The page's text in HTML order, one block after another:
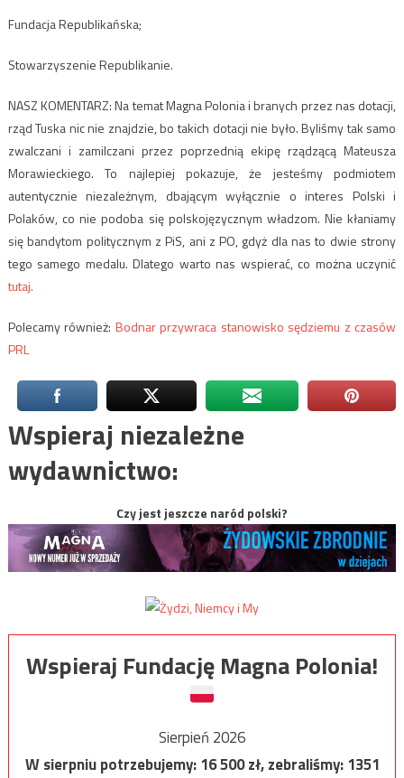
Fundacja Republikańska;
Stowarzyszenie Republikanie.
NASZ KOMENTARZ: Na temat Magna Polonia i branych przez nas dotacji,
rząd Tuska nic nie znajdzie, bo takich dotacji nie było. Byliśmy tak samo
zwalczani i zamilczani przez poprzednią ekipę rządzącą Mateusza
Morawieckiego. To najlepiej pokazuje, że jesteśmy podmiotem
autentycznie niezależnym, dbającym wyłącznie o interes Polski i
Polaków, co nie podoba się polskojęzycznym władzom. Nie kłaniamy
się bandytom politycznym z PiS, ani z PO, gdyż dla nas to dwie strony
tego samego medalu. Dlatego warto nas wspierać, co można uczynić
tutaj.
Polecamy również: Bodnar przywraca stanowisko sędziemu z czasów
PRL
Wspieraj niezależne
wydawnictwo:
Czy jest jeszcze naród polski?
Wspieraj Fundację Magna Polonia!
Sierpień 2026
W sierpniu potrzebujemy:16 500zł, zebraliśmy:1351